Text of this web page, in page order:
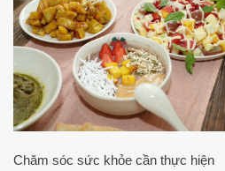
Chăm sóc sức khỏe cần thực hiện